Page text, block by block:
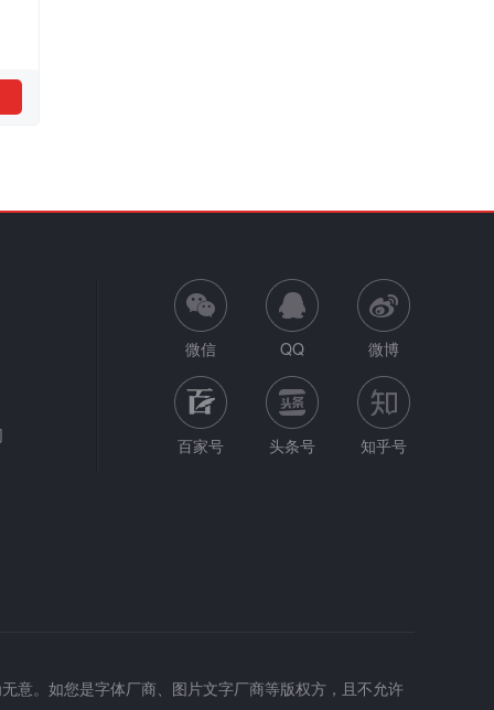
微信 QQ 微博
百家号 头条号 知乎号
意。如您是字体厂商、图片文字厂商等版权方，且不允许